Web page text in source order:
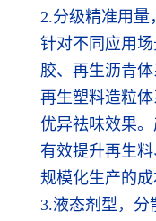
2.分级精准用量
针对不同应用
胶、再生沥青体
再生塑料造粒
优异祛味效果
有效提升再生
规模化生产的成
3.液态剂型，分